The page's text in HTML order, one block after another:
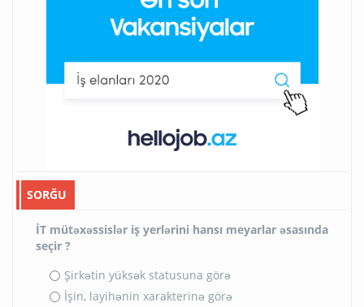
SORĞU
İT mütəxəssislər iş yerlərini hansı meyarlar əsasında
seçir ?
Şirkətin yüksək statusuna görə
İşin, layihənin xarakterinə görə